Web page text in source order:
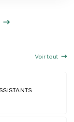
Voir tout